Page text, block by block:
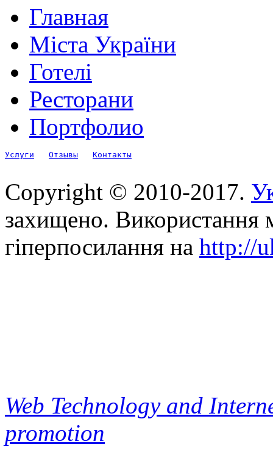
Главная
Міста України
Готелі
Ресторани
Портфолио
Услуги Отзывы Контакты
Copyright © 2010-2017.
захищено. Використання
гіперпосилання на http://
Web Technology and
promotion